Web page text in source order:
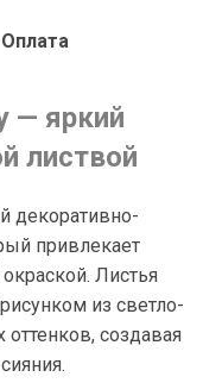
Оплата
— яркий
листвой
декоративно-
привлекает
Листья
из светло-
создавая